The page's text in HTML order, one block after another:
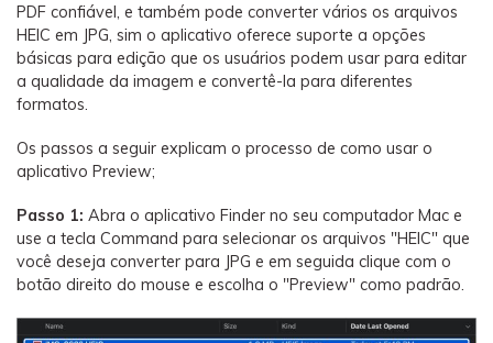
PDF confiável, e também pode converter vários os arquivos
HEIC em JPG, sim o aplicativo oferece suporte a opções
básicas para edição que os usuários podem usar para editar
a qualidade da imagem e convertê-la para diferentes
formatos.
Os passos a seguir explicam o processo de como usar o
aplicativo Preview;
Passo 1: Abra o aplicativo Finder no seu computador Mac e
use a tecla Command para selecionar os arquivos "HEIC" que
você deseja converter para JPG e em seguida clique com o
botão direito do mouse e escolha o "Preview" como padrão.